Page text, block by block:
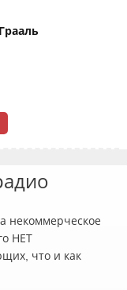
некоммерческое
НЕТ
что и как